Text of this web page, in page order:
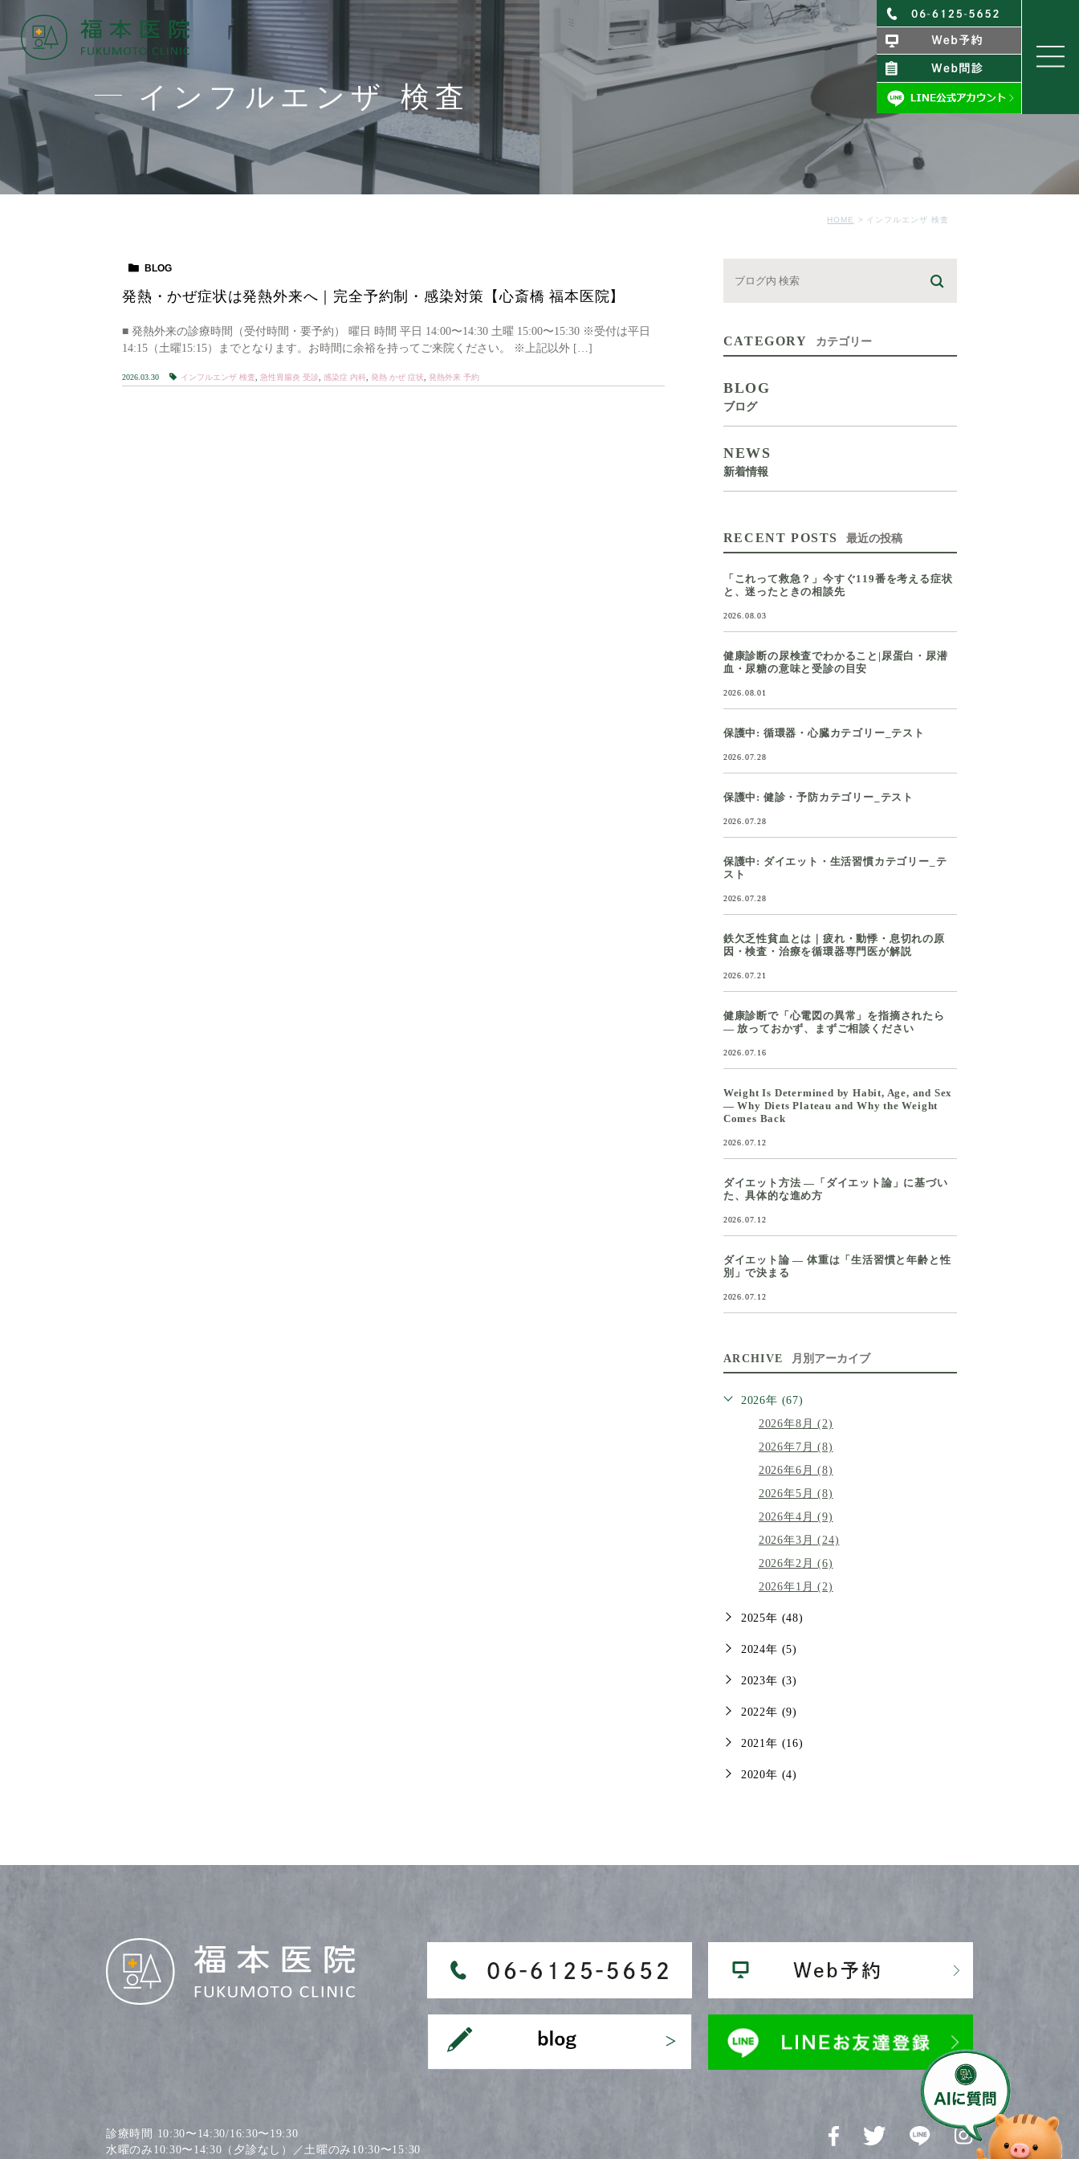
インフルエンザ 検査
HOME インフルエンザ 検査
BLOG
発熱・かぜ症状は発熱外来へ｜完全予約制・感染対策【心斎橋 福本医院】
■ 発熱外来の診療時間（受付時間・要予約） 曜日 時間 平日 14:00〜14:30 土曜 15:00〜15:30 ※受付は平日
14:15（土曜15:15）までとなります。お時間に余裕を持ってご来院ください。 ※上記以外 […]
2026.03.30 インフルエンザ 検査 急性胃腸炎 受診 感染症 内科 発熱 かぜ 症状 発熱外来 予約
CATEGORY カテゴリー
BLOG
ブログ
NEWS
新着情報
RECENT POSTS 最近の投稿
「これって救急？」今すぐ119番を考える症状
と、迷ったときの相談先
2026.08.03
健康診断の尿検査でわかること|尿蛋白・尿潜
血・尿糖の意味と受診の目安
2026.08.01
保護中: 循環器・心臓カテゴリー_テスト
2026.07.28
保護中: 健診・予防カテゴリー_テスト
2026.07.28
保護中: ダイエット・生活習慣カテゴリー_テ
スト
2026.07.28
鉄欠乏性貧血とは｜疲れ・動悸・息切れの原
因・検査・治療を循環器専門医が解説
2026.07.21
健康診断で「心電図の異常」を指摘されたら
― 放っておかず、まずご相談ください
2026.07.16
Weight Is Determined by Habit, Age, and Sex
— Why Diets Plateau and Why the Weight
Comes Back
2026.07.12
ダイエット方法 ―「ダイエット論」に基づい
た、具体的な進め方
2026.07.12
ダイエット論 ― 体重は「生活習慣と年齢と性
別」で決まる
2026.07.12
ARCHIVE 月別アーカイブ
2026年 (67)
2026年8月 (2)
2026年7月 (8)
2026年6月 (8)
2026年5月 (8)
2026年4月 (9)
2026年3月 (24)
2026年2月 (6)
2026年1月 (2)
2025年 (48)
2024年 (5)
2023年 (3)
2022年 (9)
2021年 (16)
2020年 (4)
診療時間 10:30〜14:30/16:30〜19:30
水曜のみ10:30〜14:30（夕診なし）／土曜のみ10:30〜15:30